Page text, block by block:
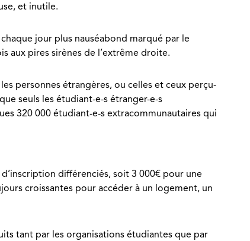
et inutile.
jour plus nauséabond marqué par le
aux pires sirènes de l’extrême droite.
personnes étrangères, ou celles et ceux perçu-
seuls les étudiant-e-s étranger-e-s
320 000 étudiant-e-s extracommunautaires qui
différenciés, soit 3 000€ pour une
croissantes pour accéder à un logement, un
tant par les organisations étudiantes que par